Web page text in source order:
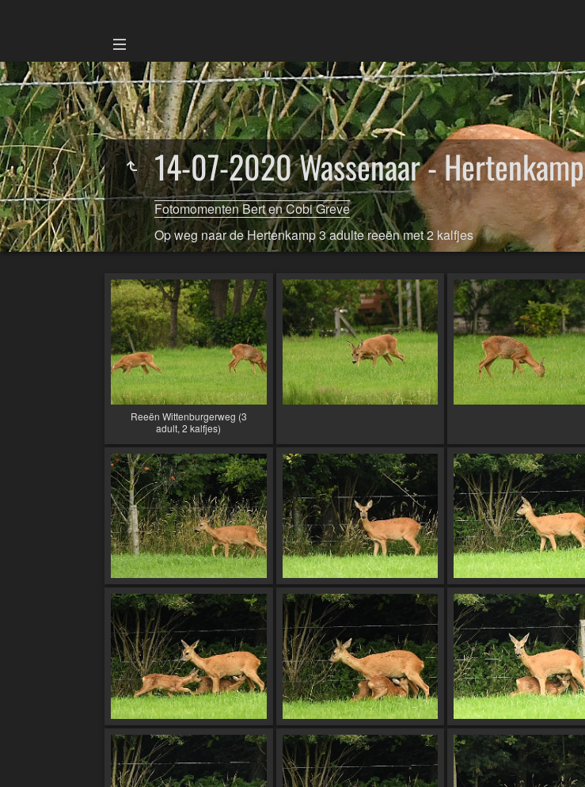
14-07-2020 Wassenaar - Hertenkamp
Fotomomenten Bert en Cobi Greve
Op weg naar de Hertenkamp 3 adulte reeën met 2 kalfjes
Reeën Wittenburgerweg (3
adult, 2 kalfjes)